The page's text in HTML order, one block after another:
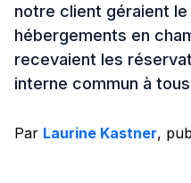
notre client géraient
hébergements en
recevaient les
interne commun à
Par Laurine Kastner,